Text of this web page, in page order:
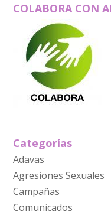
COLABORA CON
Categorías
Adavas
Agresiones Sexuales
Campañas
Comunicados